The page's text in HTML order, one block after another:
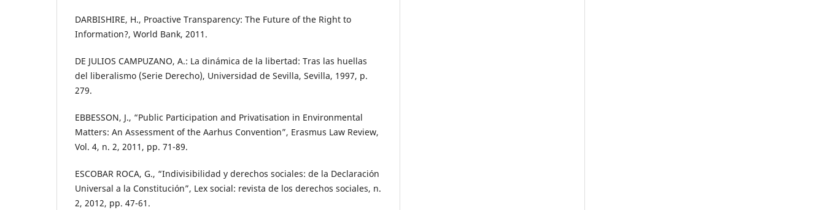
DARBISHIRE, H., Proactive Transparency: The Future of the Right to
Information?, World Bank, 2011.
DE JULIOS CAMPUZANO, A.: La dinámica de la libertad: Tras las huellas
del liberalismo (Serie Derecho), Universidad de Sevilla, Sevilla, 1997, p.
279.
EBBESSON, J., “Public Participation and Privatisation in Environmental
Matters: An Assessment of the Aarhus Convention”, Erasmus Law Review,
Vol. 4, n. 2, 2011, pp. 71-89.
ESCOBAR ROCA, G., “Indivisibilidad y derechos sociales: de la Declaración
Universal a la Constitución”, Lex social: revista de los derechos sociales, n.
2, 2012, pp. 47-61.